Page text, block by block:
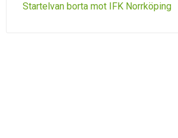
Startelvan borta mot IFK Norrköping